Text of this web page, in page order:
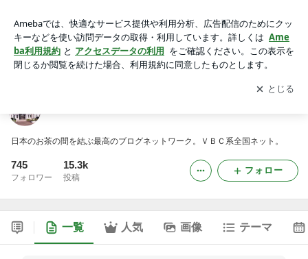
アプリをダウンロードして ブログの更新通知
を受け取りまし
ょう。
開く
日本のお茶の間を結ぶ最高のブログネットワーク。ＶＢＣ系全国ネット。
745
フォロワー
15.3k
投稿
フォロー
一覧 人気 画像 テーマ